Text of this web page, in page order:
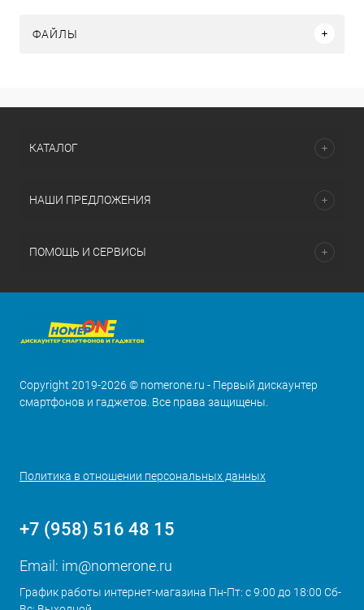
ФАЙЛЫ
КАТАЛОГ
НАШИ ПРЕДЛОЖЕНИЯ
ПОМОЩЬ И СЕРВИСЫ
Copyright 2019-2026 © nomerone.ru - Первый дискаунтер
смартфонов и гаджетов. Все права защищены.
Политика в отношении персональных данных
+7 (958) 516 48 15
Email: im@nomerone.ru
График работы интернет-магазина Пн-Пт: с 9:00 до 18:00 Сб-